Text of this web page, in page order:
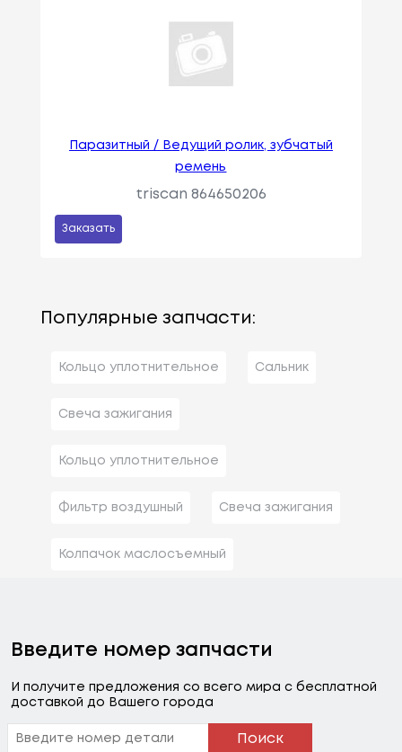
Паразитный / Ведущий ролик, зубчатый
ремень
triscan 864650206
Заказать
Популярные запчасти:
Кольцо уплотнительное Сальник
Свеча зажигания
Кольцо уплотнительное
Фильтр воздушный Свеча зажигания
Колпачок маслосъемный
Введите номер запчасти
И получите предложения со всего мира с бесплатной
доставкой до Вашего города
Поиск